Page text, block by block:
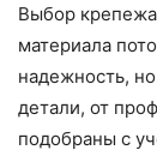
Выбор
материала
надежность,
детали, от
подобраны с